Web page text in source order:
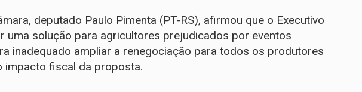
deputado Paulo Pimenta (PT-RS), afirmou que o Executivo
uma solução para agricultores prejudicados por eventos
inadequado ampliar a renegociação para todos os produtores
impacto fiscal da proposta.